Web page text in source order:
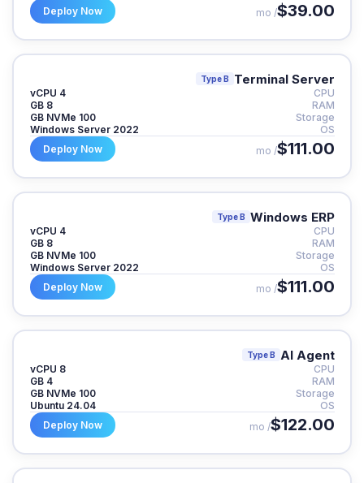
$39.00
/ mo
Deploy Now
Terminal Server
Type B
CPU
4 vCPU
RAM
8 GB
Storage
100 GB NVMe
OS
Windows Server 2022
$111.00
/ mo
Deploy Now
Windows ERP
Type B
CPU
4 vCPU
RAM
8 GB
Storage
100 GB NVMe
OS
Windows Server 2022
$111.00
/ mo
Deploy Now
AI Agent
Type B
CPU
8 vCPU
RAM
4 GB
Storage
100 GB NVMe
OS
Ubuntu 24.04
$122.00
/ mo
Deploy Now